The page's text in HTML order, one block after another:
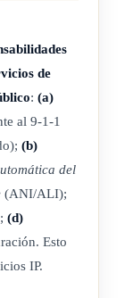
ubicación,
e
del
1° de la Ley
con
de
: (a)
al 9-1-1
(b)
del
(ANI/ALI);
(d)
Esto
IP.